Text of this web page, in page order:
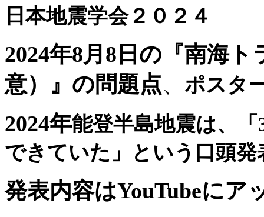
日本地震学会２０２４
2024年8月 8 日の『南海ト
意）』の問題点、 ポスタ
2024年能登半島地震は、
できていた」という口頭発
発表内容はYouTubeにア